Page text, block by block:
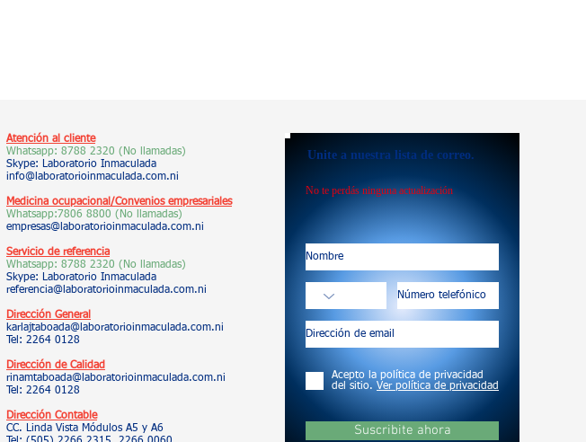
Atención al cliente
Whatsapp: 8788 2320 (No llamadas)
Skype: Laboratorio Inmaculada
info@laboratorioinmaculada.com.ni
Medicina ocupacional/Convenios empresariales
Whatsapp:7806 8800 (No llamadas)
empresas@laboratorioinmaculada.com.ni
Servicio de referencia
Whatsapp: 8788 2320 (No llamadas)
Skype: Laboratorio Inmaculada
referencia@laboratorioinmaculada.com.ni
Dirección General
karlajtaboada@laboratorioinmaculada.com.ni
Tel: 2264 0128
Dirección de Calidad
rinamtaboada@laboratorioinmaculada.com.ni
Tel: 2264 0128
Dirección Contable
CC. Linda Vista Módulos A5 y A6
No te perdás ninguna actualización
Unite a nuestra lista de correo.
Acepto la política de privacidad
del sitio. Ver política de privacidad
Suscribite ahora